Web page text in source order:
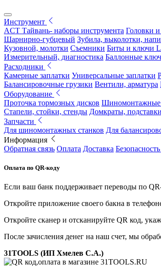
Инструмент
ACT Тайвань- наборы инструмента Головки
Шарнирно-губцевый Зубила, выколотки,
Кузовной, молотки Съемники Биты и ключи
Измерительный, диагностика Баллонные
Расходники
Камерные заплатки Универсальные заплатки
Балансировочные грузики Вентили, арматура
Оборудование
Проточка тормозных дисков Шиномонтажные
Стапели, стойки, стенды Домкраты, подставки
Запчасти
Для шиномонтажных станков Для
Информация
Обратная связь Оплата Доставка
Оплата по QR-коду
Если ваш банк поддерживает переводы по
Откройте приложение своего бакна в
Откройте сканер и отсканируйте QR код,
После зачисления денег на наш счет, мы
31TOOLS (ИП Хмелев С.А.)